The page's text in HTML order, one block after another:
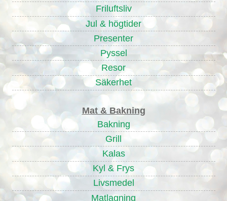
Friluftsliv
Jul & högtider
Presenter
Pyssel
Resor
Säkerhet
Mat & Bakning
Bakning
Grill
Kalas
Kyl & Frys
Livsmedel
Matlagning